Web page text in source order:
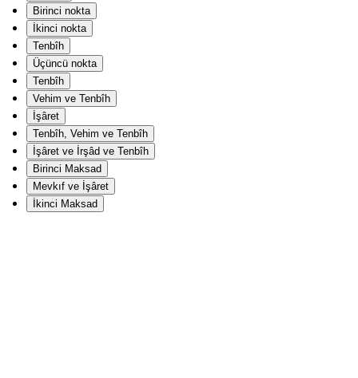
Birinci nokta
İkinci nokta
Tenbîh
Üçüncü nokta
Tenbîh
Vehim ve Tenbîh
İşâret
Tenbîh, Vehim ve Tenbîh
İşâret ve İrşâd ve Tenbîh
Birinci Maksad
Mevkıf ve İşâret
İkinci Maksad